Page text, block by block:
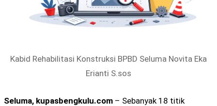
Kabid Rehabilitasi Konstruksi BPBD Seluma Novita Eka
Erianti S.sos
Seluma, kupasbengkulu.com – Sebanyak 18 titik